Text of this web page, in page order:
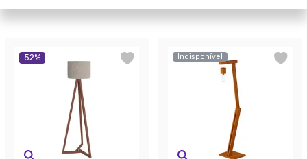
52% Indisponível